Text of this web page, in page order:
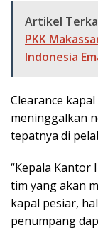
Artikel
PKK
Indonesia
Clearance
meninggalkan
tepatnya di
“Kepala
tim yang akan
kapal pesiar,
penumpang